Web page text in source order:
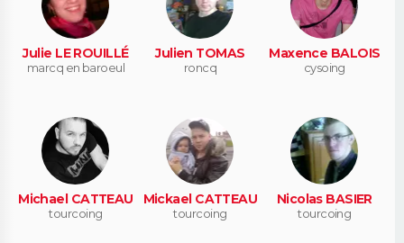
Julie LE ROUILLÉ
marcq en baroeul
Julien TOMAS
roncq
Maxence BALOIS
cysoing
Michael CATTEAU
tourcoing
Mickael CATTEAU
tourcoing
Nicolas BASIER
tourcoing